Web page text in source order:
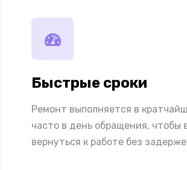
Быстрые сроки
Ремонт выполняется в
часто в день обращения, чтобы
вернуться к работе без